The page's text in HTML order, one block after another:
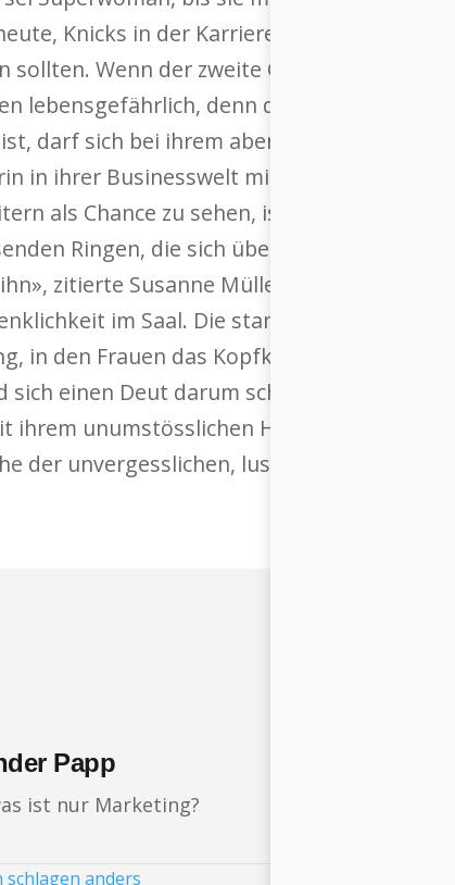
Knicks in der Karriere zu haben.»
Wenn der zweite Gast des Abends,
lebensgefährlich, denn die mit 61 Jahren
darf sich bei ihrem abenteuerlichen
in ihrer Businesswelt mit dem Thema um.
als Chance zu sehen, ist etwas, was sie
Ringen, die sich über Dinge ziehn. Ich
zitierte Susanne Müller-Zantop den
im Saal. Die stante pede verflog,
in den Frauen das Kopfkino anwarf, als sie
einen Deut darum schert, was die
ihrem unumstösslichen Humor eine neue
der unvergesslichen, lustigen, intensiven
Papp
ist nur Marketing?